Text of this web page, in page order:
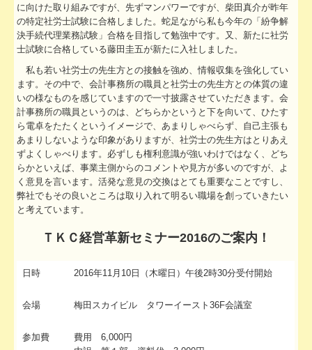
事務所通信バックナンバー
社会福祉法人ＮＰＯ法人料金表
社長メニューASP版
TKCシステムのご紹介
に向けた取り組みですが、先ずマンパワーですが、柴田真介が昨年
の特定社労士試験に合格しました。蛇足ながら私も今年の「紛争解
決手続代理業務試験」合格を目指して勉強中です。又、新たに社労
士試験に合格している藤田圭五が新たに入社しました。
私も若い社労士の先生方との接触を強め、情報収集を強化してい
ます。その中で、会計事務所の職員と社労士の先生方との体質の違
いの様なものを感じていますので一寸披露させていただきます。会
計事務所の職員というのは、どちらかというと下を向いて、ひたす
ら電卓をたたくというイメージで、あまりしゃべらず、自己主張も
あまりしないような印象がありますが、社労士の先生方はとりあえ
ずよくしゃべります。必ずしも権利意識が強いわけではなく、どち
らかといえば、事業主側からのコメントや見方が多いのですが、よ
く意見を言います。活発な意見の交換はとても重要なことですし、
弊社でもその良いところは取り入れて明るい職場を創っていきたい
と考えています。
ＴＫＣ経営革新セミナー2016のご案内！
日時 2016年11月10日（木曜日）午後2時30分受付開始
会場 梅田スカイビル タワーイースト36F会議室
参加費
費用 6,000円